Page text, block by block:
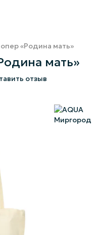
«Родина мать»
мать»
отзыв